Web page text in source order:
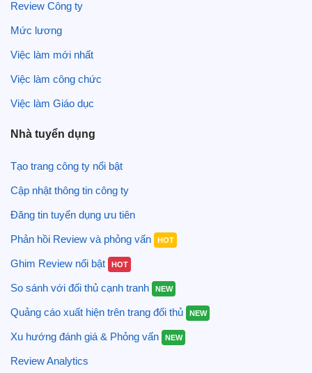
Review Công ty
Mức lương
Việc làm mới nhất
Việc làm công chức
Việc làm Giáo dục
Nhà tuyển dụng
Tạo trang công ty nổi bật
Cập nhật thông tin công ty
Đăng tin tuyển dụng ưu tiên
Phản hồi Review và phỏng vấn HOT
Ghim Review nổi bật HOT
So sánh với đối thủ cạnh tranh NEW
Quảng cáo xuất hiện trên trang đối thủ NEW
Xu hướng đánh giá & Phỏng vấn NEW
Review Analytics